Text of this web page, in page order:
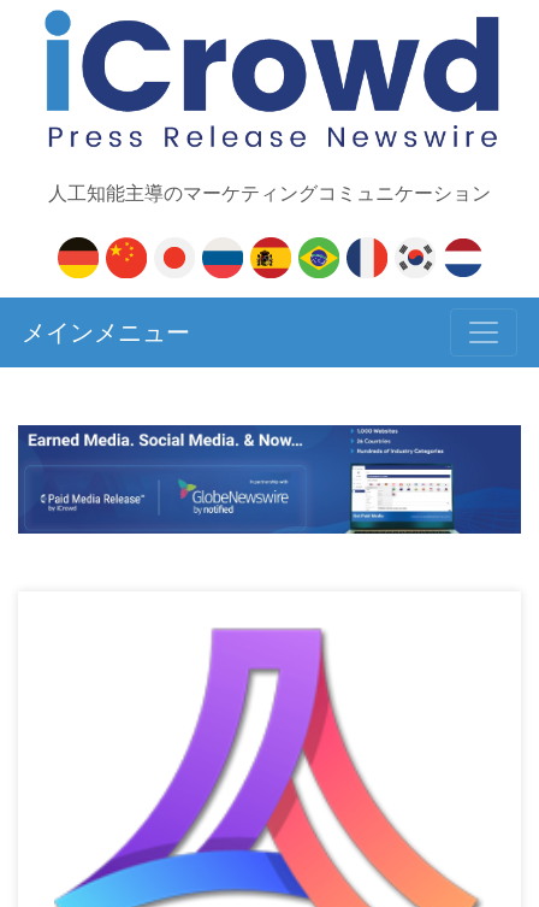
人工知能主導のマーケティングコミュニケーション
メインメニュー